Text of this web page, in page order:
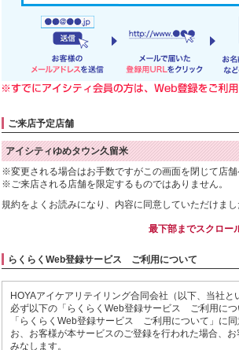
ご来店予定店舗
アイシティゆめタウン久留米
※変更される場合はお手数ですがこの画面を閉じて店舗
※ご来店される店舗を限定するものではありません。
規約をよくお読みになり、内容に同意していただけま
最下部までスクロー
らくらくWeb登録サービス ご利用について
HOYAアイケアリテイリング合同会社（以下、当社
必ず以下の「らくらくWeb登録サービス ご利用につ
「らくらくWeb登録サービス ご利用について」に
お、お客様が本サービスのご登録を行われた場合、
みなします。